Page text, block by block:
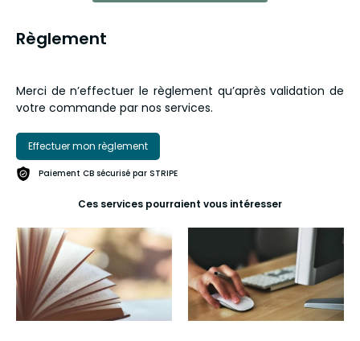
Règlement
Merci de n’effectuer le règlement qu’après validation de
votre commande par nos services.
Effectuer mon règlement
Paiement CB sécurisé par STRIPE
Ces services pourraient vous intéresser